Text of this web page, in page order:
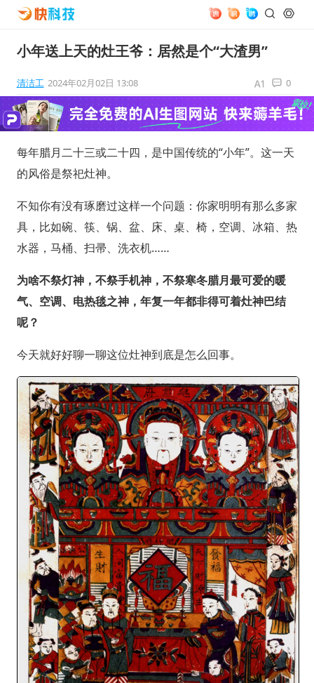
小年送上天的灶王爷：居然是个“大渣男”
清洁工 2024年02月02日 13:08 0
每年腊月二十三或二十四，是中国传统的“小年”。这一天
的风俗是祭祀灶神。
不知你有没有琢磨过这样一个问题：你家明明有那么多家
具，比如碗、筷、锅、盆、床、桌、椅，空调、冰箱、热
水器，马桶、扫帚、洗衣机……
为啥不祭灯神，不祭手机神，不祭寒冬腊月最可爱的暖
气、空调、电热毯之神，年复一年都非得可着灶神巴结
呢？
今天就好好聊一聊这位灶神到底是怎么回事。